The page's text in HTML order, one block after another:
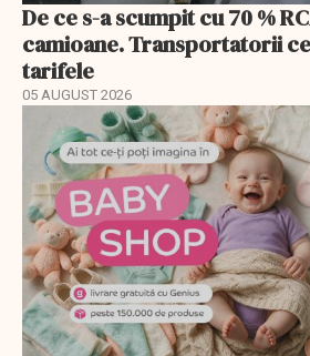
De ce s-a scumpit cu 70 %
camioane. Transportatorii
tarifele
05 AUGUST 2026